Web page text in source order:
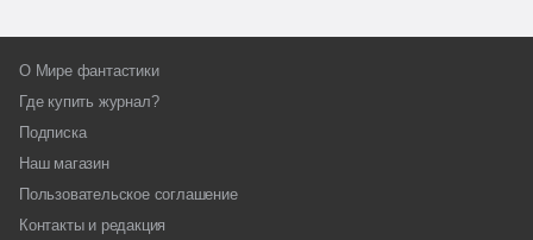
О Мире фантастики
Где купить журнал?
Подписка
Наш магазин
Пользовательское соглашение
Контакты и редакция